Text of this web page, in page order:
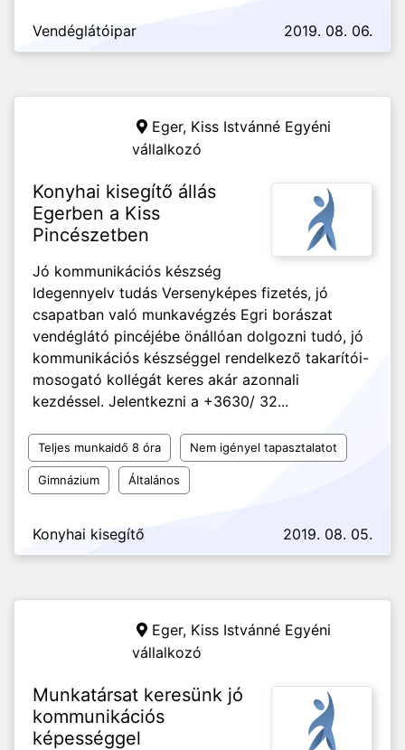
Vendéglátóipar 2019. 08. 06.
Eger, Kiss Istvánné Egyéni
vállalkozó
Konyhai kisegítő állás
Egerben a Kiss
Pincészetben
Jó kommunikációs készség
Idegennyelv tudás Versenyképes fizetés, jó
csapatban való munkavégzés Egri borászat
vendéglátó pincéjébe önállóan dolgozni tudó, jó
kommunikációs készséggel rendelkező takarítói-
mosogató kollégát keres akár azonnali
kezdéssel. Jelentkezni a +3630/ 32...
Teljes munkaidő 8 óra Nem igényel tapasztalatot
Gimnázium Általános
Konyhai kisegítő 2019. 08. 05.
Eger, Kiss Istvánné Egyéni
vállalkozó
Munkatársat keresünk jó
kommunikációs
képességgel